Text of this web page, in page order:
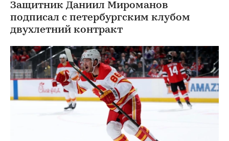
Защитник Даниил Мироманов
подписал с петербургским клубом
двухлетний контракт